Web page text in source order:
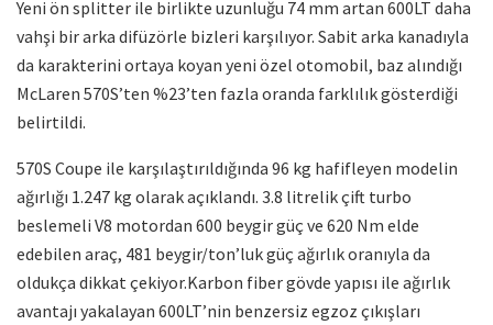
Yeni ön splitter ile birlikte uzunluğu 74 mm artan 600LT daha
vahşi bir arka difüzörle bizleri karşılıyor. Sabit arka kanadıyla
da karakterini ortaya koyan yeni özel otomobil, baz alındığı
McLaren 570S’ten %23’ten fazla oranda farklılık gösterdiği
belirtildi.
570S Coupe ile karşılaştırıldığında 96 kg hafifleyen modelin
ağırlığı 1.247 kg olarak açıklandı. 3.8 litrelik çift turbo
beslemeli V8 motordan 600 beygir güç ve 620 Nm elde
edebilen araç, 481 beygir/ton’luk güç ağırlık oranıyla da
oldukça dikkat çekiyor.Karbon fiber gövde yapısı ile ağırlık
avantajı yakalayan 600LT’nin benzersiz egzoz çıkışları